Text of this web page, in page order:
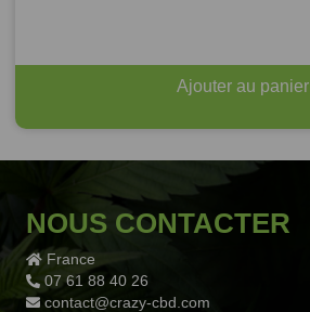
Ajouter au panier
NOUS CONTACTER
France
07 61 88 40 26
contact@crazy-cbd.com